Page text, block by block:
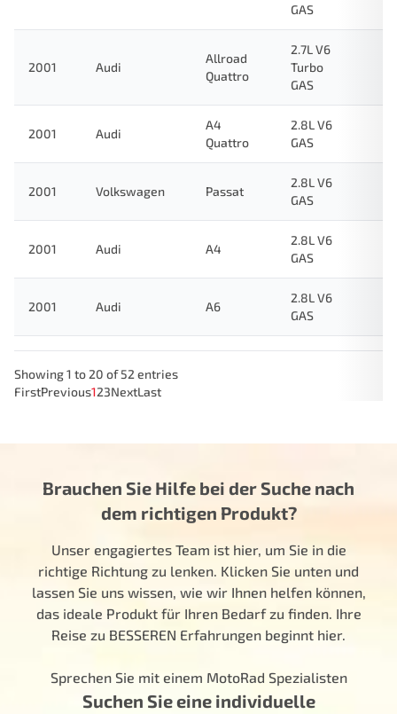
GAS
2001 Audi
Allroad
Quattro
2.7L V6
Turbo
GAS
2001 Audi
A4
Quattro
2.8L V6
GAS
2001 Volkswagen Passat
2.8L V6
GAS
2001 Audi A4
2.8L V6
GAS
2001 Audi A6
2.8L V6
GAS
Showing 1 to 20 of 52 entries
FirstPrevious123NextLast
Brauchen Sie Hilfe bei der Suche nach
dem richtigen Produkt?
Unser engagiertes Team ist hier, um Sie in die
richtige Richtung zu lenken. Klicken Sie unten und
lassen Sie uns wissen, wie wir Ihnen helfen können,
das ideale Produkt für Ihren Bedarf zu finden. Ihre
Reise zu BESSEREN Erfahrungen beginnt hier.
Sprechen Sie mit einem MotoRad Spezialisten
Suchen Sie eine individuelle